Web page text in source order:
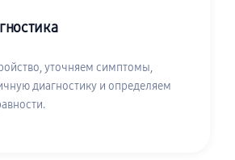
уточняем симптомы,
диагностику и определяем